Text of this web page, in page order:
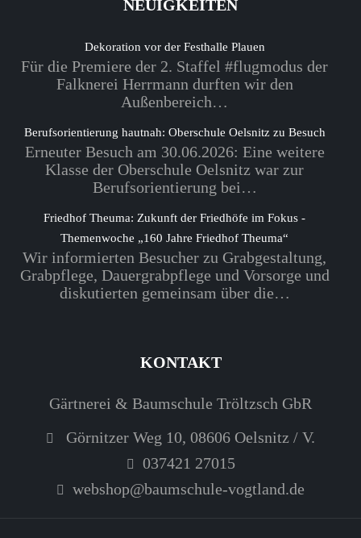
NEUIGKEITEN
Dekoration vor der Festhalle Plauen
Für die Premiere der 2. Staffel #flugmodus der
Falknerei Herrmann durften wir den
Außenbereich…
Berufsorientierung hautnah: Oberschule Oelsnitz zu Besuch
Erneuter Besuch am 30.06.2026: Eine weitere
Klasse der Oberschule Oelsnitz war zur
Berufsorientierung bei…
Friedhof Theuma: Zukunft der Friedhöfe im Fokus -
Themenwoche „160 Jahre Friedhof Theuma“
Wir informierten Besucher zu Grabgestaltung,
Grabpflege, Dauergrabpflege und Vorsorge und
diskutierten gemeinsam über die…
KONTAKT
Gärtnerei & Baumschule Tröltzsch GbR
Görnitzer Weg 10, 08606 Oelsnitz / V.
037421 27015
webshop@baumschule-vogtland.de